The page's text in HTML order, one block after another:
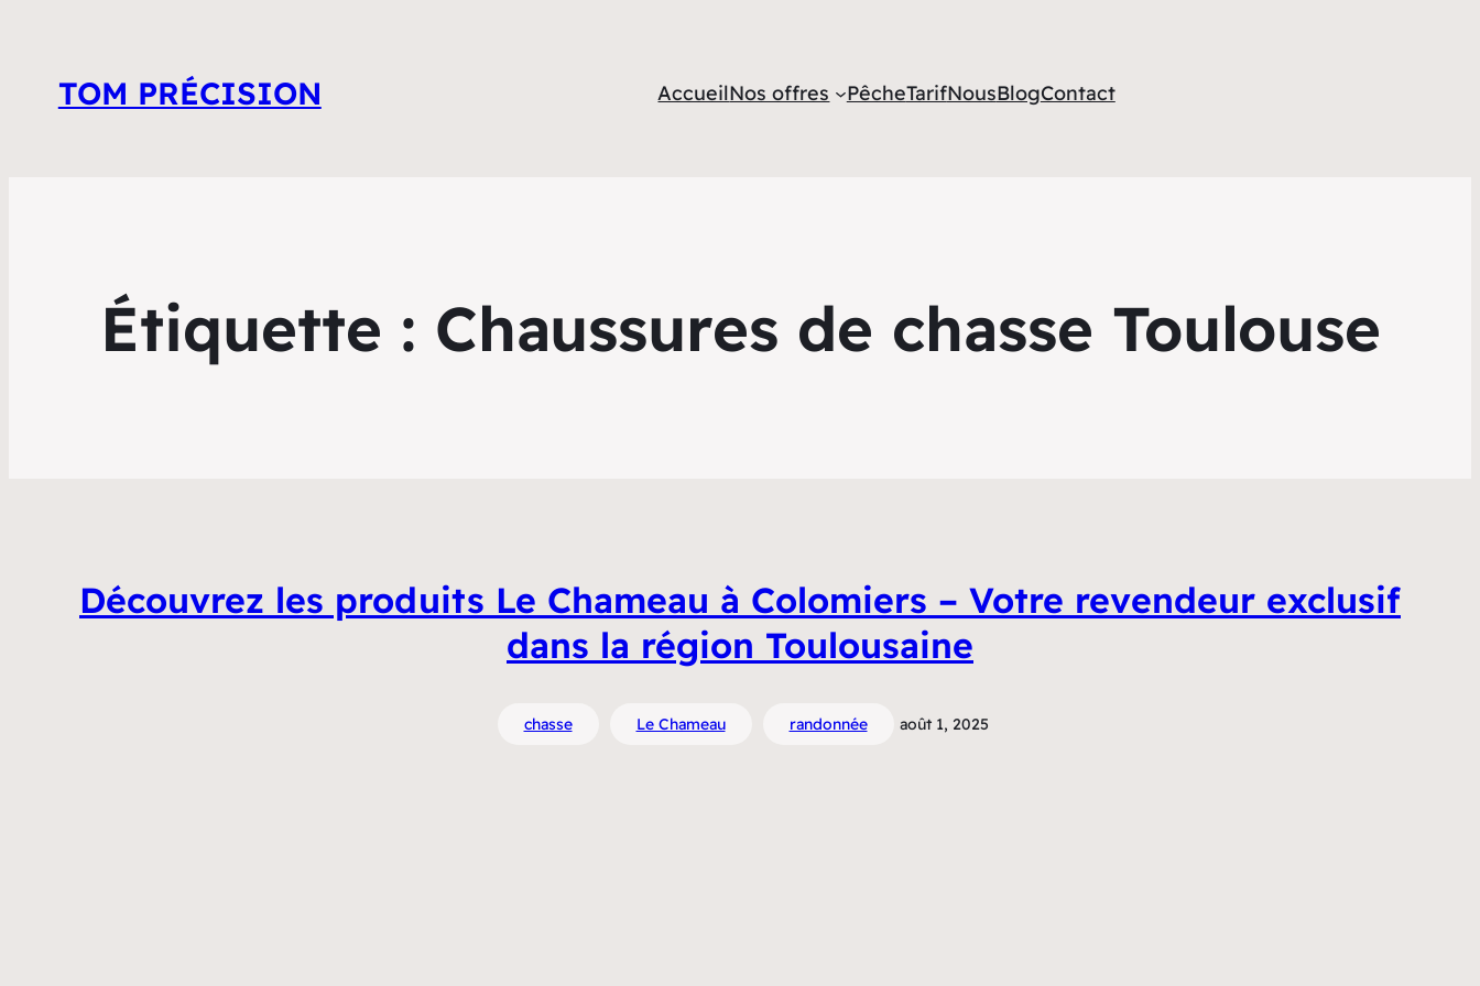
TOM PRÉCISION AccueilNos offres PêcheTarifNousBlogContact
Étiquette : Chaussures de chasse Toulouse
Découvrez les produits Le Chameau à Colomiers – Votre revendeur exclusif
dans la région Toulousaine
chasse Le Chameau randonnée août 1, 2025